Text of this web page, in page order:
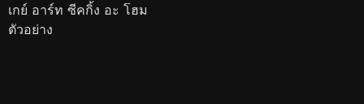
เกย์ อาร์ท ซีคกิ้ง อะ โฮม
ตัวอย่าง